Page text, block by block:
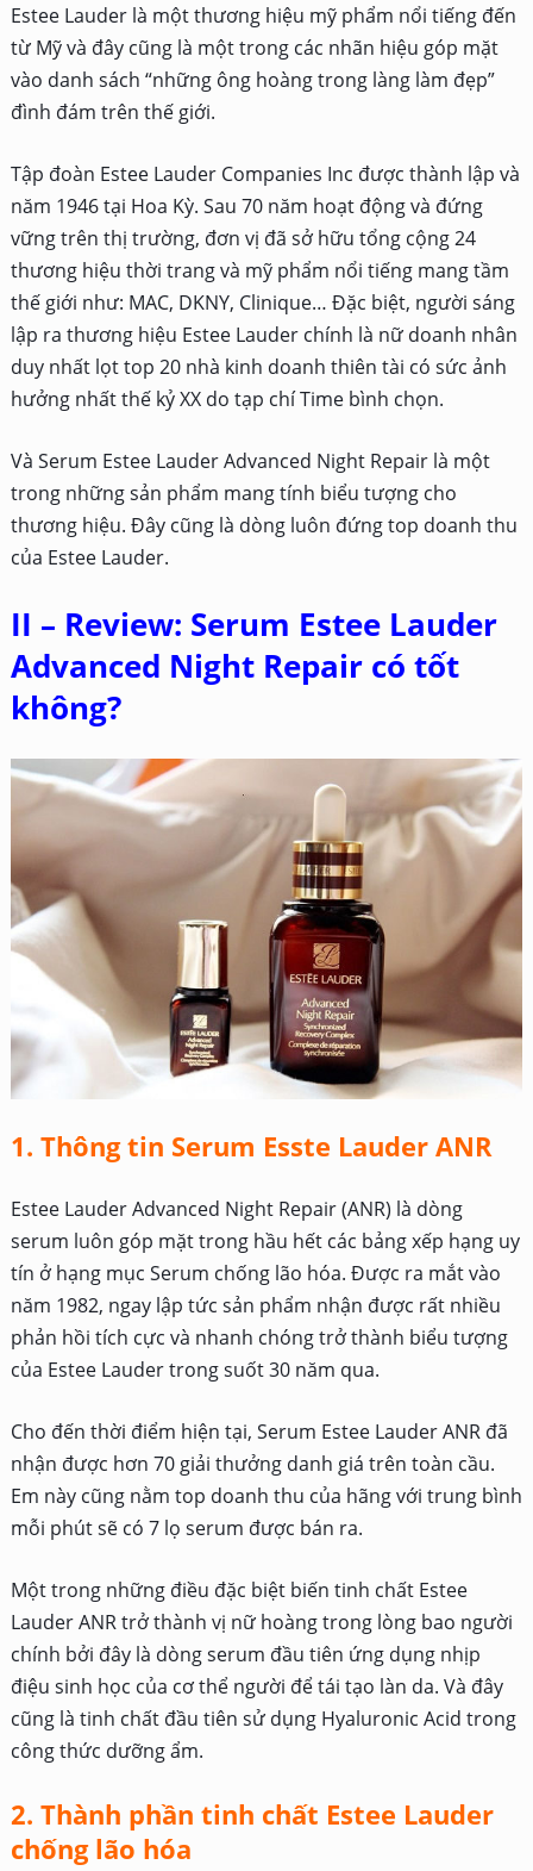
Estee Lauder là một thương hiệu mỹ phẩm nổi tiếng đến
từ Mỹ và đây cũng là một trong các nhãn hiệu góp mặt
vào danh sách “những ông hoàng trong làng làm đẹp”
đình đám trên thế giới.
Tập đoàn Estee Lauder Companies Inc được thành lập và
năm 1946 tại Hoa Kỳ. Sau 70 năm hoạt động và đứng
vững trên thị trường, đơn vị đã sở hữu tổng cộng 24
thương hiệu thời trang và mỹ phẩm nổi tiếng mang tầm
thế giới như: MAC, DKNY, Clinique… Đặc biệt, người sáng
lập ra thương hiệu Estee Lauder chính là nữ doanh nhân
duy nhất lọt top 20 nhà kinh doanh thiên tài có sức ảnh
hưởng nhất thế kỷ XX do tạp chí Time bình chọn.
Và Serum Estee Lauder Advanced Night Repair là một
trong những sản phẩm mang tính biểu tượng cho
thương hiệu. Đây cũng là dòng luôn đứng top doanh thu
của Estee Lauder.
II – Review: Serum Estee Lauder
Advanced Night Repair có tốt
không?
1. Thông tin Serum Esste Lauder ANR
Estee Lauder Advanced Night Repair (ANR) là dòng
serum luôn góp mặt trong hầu hết các bảng xếp hạng uy
tín ở hạng mục Serum chống lão hóa. Được ra mắt vào
năm 1982, ngay lập tức sản phẩm nhận được rất nhiều
phản hồi tích cực và nhanh chóng trở thành biểu tượng
của Estee Lauder trong suốt 30 năm qua.
Cho đến thời điểm hiện tại, Serum Estee Lauder ANR đã
nhận được hơn 70 giải thưởng danh giá trên toàn cầu.
Em này cũng nằm top doanh thu của hãng với trung bình
mỗi phút sẽ có 7 lọ serum được bán ra.
Một trong những điều đặc biệt biến tinh chất Estee
Lauder ANR trở thành vị nữ hoàng trong lòng bao người
chính bởi đây là dòng serum đầu tiên ứng dụng nhịp
điệu sinh học của cơ thể người để tái tạo làn da. Và đây
cũng là tinh chất đầu tiên sử dụng Hyaluronic Acid trong
công thức dưỡng ẩm.
2. Thành phần tinh chất Estee Lauder
chống lão hóa